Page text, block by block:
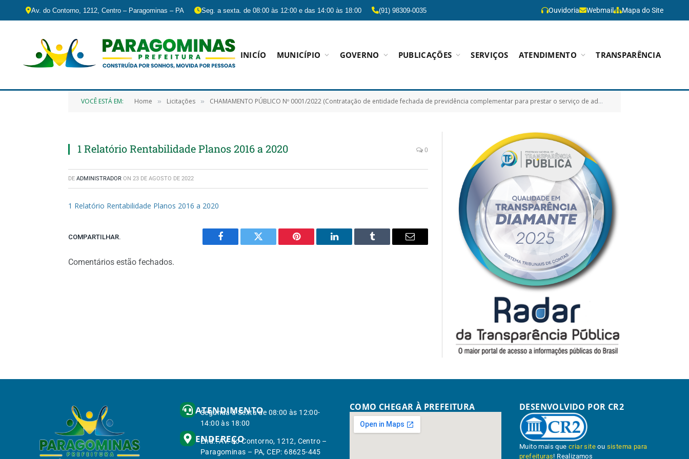
Av. do Contorno, 1212, Centro – Paragominas – PA Seg. a sexta. de 08:00 às 12:00 e das 14:00 às 18:00 (91) 98309-0035 Ouvidoria Webmail Mapa do Site
INICÍO MUNICÍPIO GOVERNO PUBLICAÇÕES SERVIÇOS ATENDIMENTO TRANSPARÊNCIA
VOCÊ ESTÁ EM: Home » Licitações » CHAMAMENTO PÚBLICO Nº 0001/2022 (Contratação de entidade fechada de previdência complementar para prestar o serviço de administração de planos de benefícios previdenciários complementares a serem oferecidos aos servidores públicos tratados na Lei Municipal 1.078/2022)
1 Relatório Rentabilidade Planos 2016 a 2020 0
DE ADMINISTRADOR ON 23 DE AGOSTO DE 2022
1 Relatório Rentabilidade Planos 2016 a 2020
COMPARTILHAR.
Facebook Twitter Pinterest LinkedIn Tumblr Email
Comentários estão fechados.
ATENDIMENTO
Segunda à Sexta de 08:00 às 12:00-
14:00 às 18:00
ENDEREÇO
End.: Av. do Contorno, 1212, Centro –
Paragominas – PA, CEP: 68625-445
COMO CHEGAR À PREFEITURA DESENVOLVIDO POR CR2
Muito mais quecriar site ou sistema para
prefeituras! Realizamos